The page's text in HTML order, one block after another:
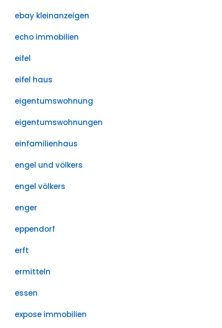
ebay kleinanzeigen
echo immobilien
eifel
eifel haus
eigentumswohnung
eigentumswohnungen
einfamilienhaus
engel und völkers
engel völkers
enger
eppendorf
erft
ermitteln
essen
expose immobilien